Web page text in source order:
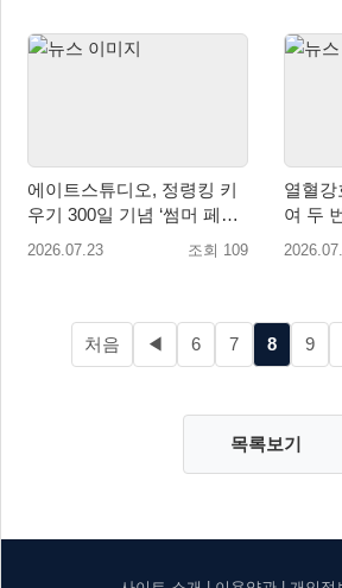
에이트스튜디오, 정령킹 키
우기 300일 기념 ‘썸머 페스
타’ 업데이트 진행!
2026.07.23 조회 109
열혈
여 두
29일
처음 ◀ 6 7 8 9
목록보기